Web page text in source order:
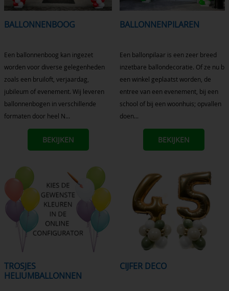
BALLONNENBOOG
Een ballonnenboog kan ingezet
worden voor diverse gelegenheden
zoals een bruiloft, verjaardag,
jubileum of evenement. Wij leveren
ballonnenbogen in verschillende
formaten door heel N...
BEKIJKEN
BALLONNENPILAREN
Een ballonpilaar is een zeer breed
inzetbare ballondecoratie. Of ze nu bij
een winkel geplaatst worden, de
entree van een evenement, bij een
school of bij een woonhuis; opvallen
doen...
BEKIJKEN
TROSJES
HELIUMBALLONNEN
CIJFER DECO